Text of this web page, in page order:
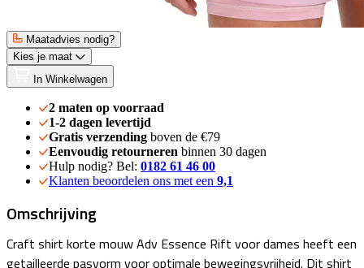
Maatadvies nodig?
Kies je maat
In Winkelwagen
2 maten op voorraad
1-2 dagen levertijd
Gratis verzending boven de €79
Eenvoudig retourneren binnen 30 dagen
Hulp nodig? Bel: 0182 61 46 00
Klanten beoordelen ons met een 9,1
Omschrijving
Craft shirt korte mouw Adv Essence Rift voor dames heeft een
getailleerde pasvorm voor optimale bewegingsvrijheid. Dit shirt